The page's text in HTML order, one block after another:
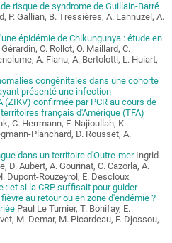
risque de syndrome de Guillain-Barré
P. Gallian, B. Tressières, A. Lannuzel, A.
épidémie de Chikungunya : étude en
O. Rollot, O. Maillard, C.
A. Fianu, A. Bertolotti, L. Huiart,
congénitales dans une cohorte
présenté une infection
confirmée par PCR au cours de
français d'Amérique (TFA)
C. Herrmann, F. Najioullah, K.
Planchard, D. Rousset, A.
dans un territoire d'Outre-merIngrid
D. Aubert, A. Gourinat, C. Cazorla, A.
Dupont-Rouzeyrol, E. Descloux
: et si la CRP suffisait pour guider
au retour ou en zone d'endémie ?
Paul Le Turnier, T. Bonifay, E.
M. Demar, M. Picardeau, F. Djossou,